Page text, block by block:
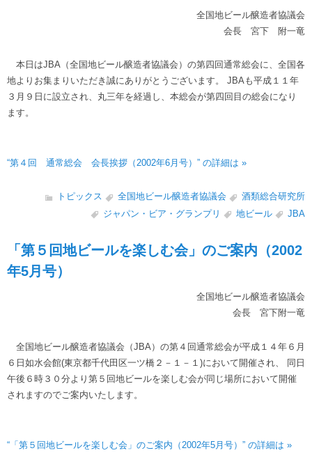
全国地ビール醸造者協議会
会長 宮下 附一竜
本日はJBA（全国地ビール醸造者協議会）の第四回通常総会に、全国各
地よりお集まりいただき誠にありがとうございます。 JBAも平成１１年
３月９日に設立され、丸三年を経過し、本総会が第四回目の総会になり
ます。
“第４回 通常総会 会長挨拶（2002年6月号）” の詳細は »
トピックス 全国地ビール醸造者協議会
酒類総合研究所
ジャパン・ビア・グランプリ
地ビール JBA
「第５回地ビールを楽しむ会」のご案内（2002
年5月号）
全国地ビール醸造者協議会
会長 宮下附一竜
全国地ビール醸造者協議会（JBA）の第４回通常総会が平成１４年６月
６日如水会館(東京都千代田区一ツ橋２－１－１)において開催され、 同日
午後６時３０分より第５回地ビールを楽しむ会が同じ場所において開催
されますのでご案内いたします。
“「第５回地ビールを楽しむ会」のご案内（2002年5月号）” の詳細は »